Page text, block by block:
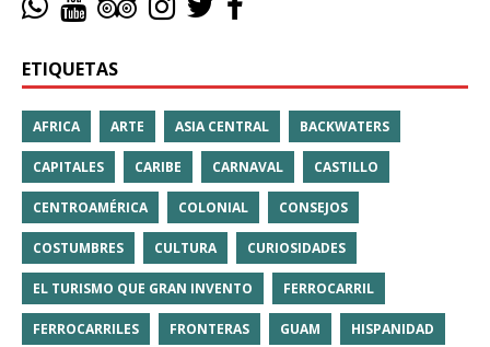
ETIQUETAS
AFRICA ARTE ASIA CENTRAL BACKWATERS
CAPITALES CARIBE CARNAVAL CASTILLO
CENTROAMÉRICA COLONIAL CONSEJOS
COSTUMBRES CULTURA CURIOSIDADES
EL TURISMO QUE GRAN INVENTO FERROCARRIL
FERROCARRILES FRONTERAS GUAM HISPANIDAD